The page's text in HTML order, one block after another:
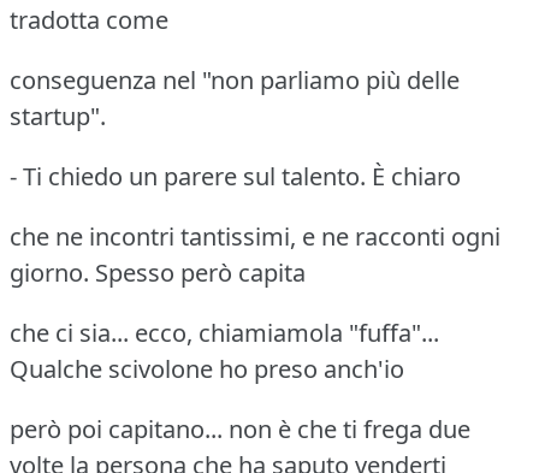
tradotta come
conseguenza nel "non parliamo più delle
startup".
- Ti chiedo un parere sul talento. È chiaro
che ne incontri tantissimi, e ne racconti ogni
giorno. Spesso però capita
che ci sia... ecco, chiamiamola "fuffa"...
Qualche scivolone ho preso anch'io
però poi capitano... non è che ti frega due
volte la persona che ha saputo venderti